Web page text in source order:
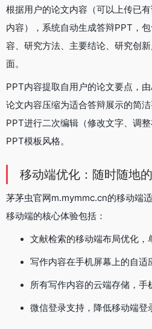
根据用户的论文内容（可以上传已
内容），系统自动生成答辩PPT，
容、研究方法、主要结论、研究创
面。
PPT内容提取自用户的论文要点，
论文内容压缩为适合答辩展示的简
PPT进行二次编辑（修改文字、调
PPT模板风格。
移动端优化：随时随地
茅茅虫官网m.mymmc.cn的移动端
移动端的核心体验包括：
文献检索的移动端布局优化，
写作内容在手机屏幕上的自适
所有写作内容的云端存储，
微信登录支持，降低移动端登